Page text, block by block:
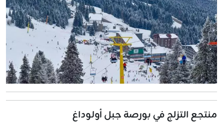
منتجع التزلج في بورصة جبل أولوداغ